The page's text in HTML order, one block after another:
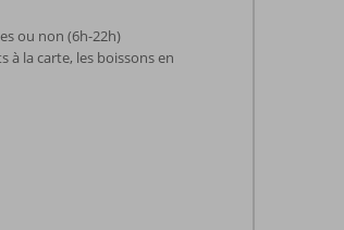
ou non (6h-22h)
à la carte, les boissons en